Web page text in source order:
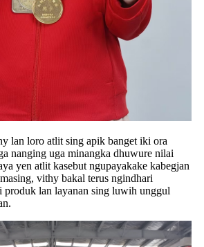
lan loro atlit sing apik banget iki ora
nanging uga minangka dhuwure nilai
yen atlit kasebut ngupayakake kabegjan
vithy bakal terus ngindhari
produk lan layanan sing luwih unggul